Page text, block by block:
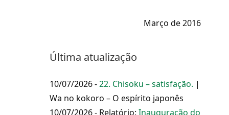
Março de 2016
Última atualização
10/07/2026 -22. Chisoku – satisfação. |
Wa no kokoro – O espírito japonês
10/07/2026 - Relatório: Inauguração do